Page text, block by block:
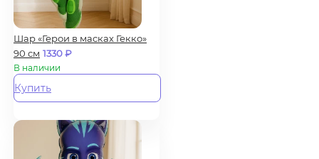
Шар «Герои в масках Гекко»
90 см 1330₽
В наличии
Купить